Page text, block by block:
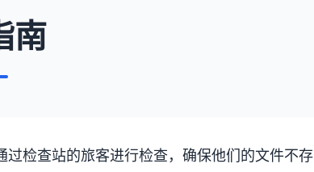
南
检查站的旅客进行检查，确保他们的文件不存